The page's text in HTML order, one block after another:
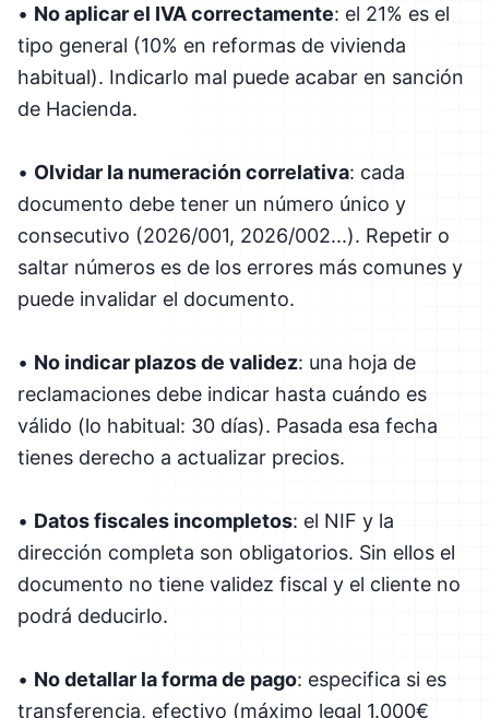
• No aplicar el IVA correctamente: el 21% es el
tipo general (10% en reformas de vivienda
habitual). Indicarlo mal puede acabar en sanción
de Hacienda.
• Olvidar la numeración correlativa: cada
documento debe tener un número único y
consecutivo (2026/001, 2026/002...). Repetir o
saltar números es de los errores más comunes y
puede invalidar el documento.
• No indicar plazos de validez: una hoja de
reclamaciones debe indicar hasta cuándo es
válido (lo habitual: 30 días). Pasada esa fecha
tienes derecho a actualizar precios.
• Datos fiscales incompletos: el NIF y la
dirección completa son obligatorios. Sin ellos el
documento no tiene validez fiscal y el cliente no
podrá deducirlo.
• No detallar la forma de pago: especifica si es
transferencia, efectivo (máximo legal 1.000€